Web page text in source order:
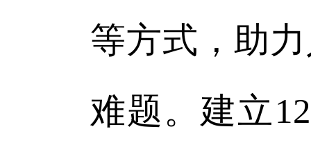
等方式，助
难题。建立